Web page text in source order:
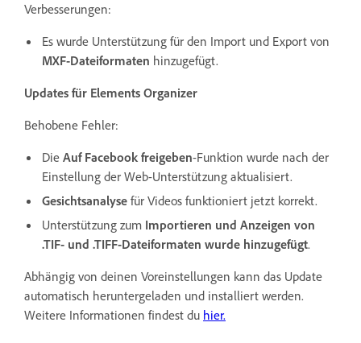
Verbesserungen:
Es wurde Unterstützung für den Import und Export von
MXF-Dateiformaten hinzugefügt.
Updates für Elements Organizer
Behobene Fehler:
Die Auf Facebook freigeben-Funktion wurde nach der
Einstellung der Web-Unterstützung aktualisiert.
Gesichtsanalyse für Videos funktioniert jetzt korrekt.
Unterstützung zum Importieren und Anzeigen von
.TIF- und .TIFF-Dateiformaten wurde hinzugefügt.
Abhängig von deinen Voreinstellungen kann das Update
automatisch heruntergeladen und installiert werden.
Weitere Informationen findest du hier.